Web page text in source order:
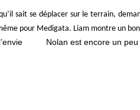
sait se déplacer sur le terrain,
pour Medigata. Liam montre un
Nolan est encore un peu